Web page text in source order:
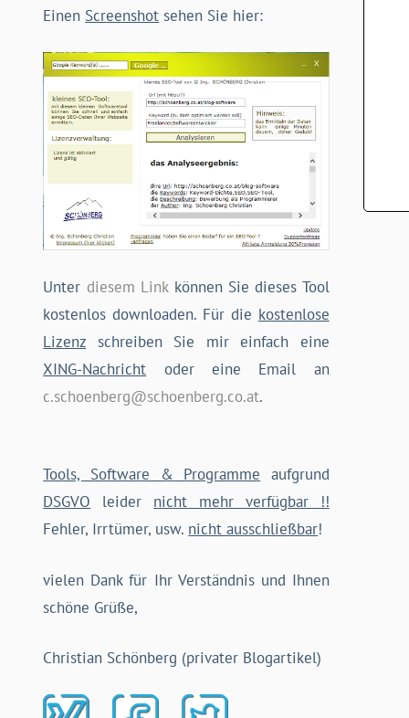
Einen Screenshot sehen Sie hier:
Unter diesem Linkkönnen Sie dieses Tool
kostenlos downloaden. Für die kostenlose
Lizenz schreiben Sie mir einfach eine
XING-Nachricht oder eine Email an
c.schoenberg@schoenberg.co.at.
Tools, Software & Programme aufgrund
DSGVO leider nicht mehr verfügbar !!
Fehler, Irrtümer, usw. nicht ausschließbar!
vielen Dank für Ihr Verständnis und Ihnen
schöne Grüße,
Christian Schönberg (privater Blogartikel)